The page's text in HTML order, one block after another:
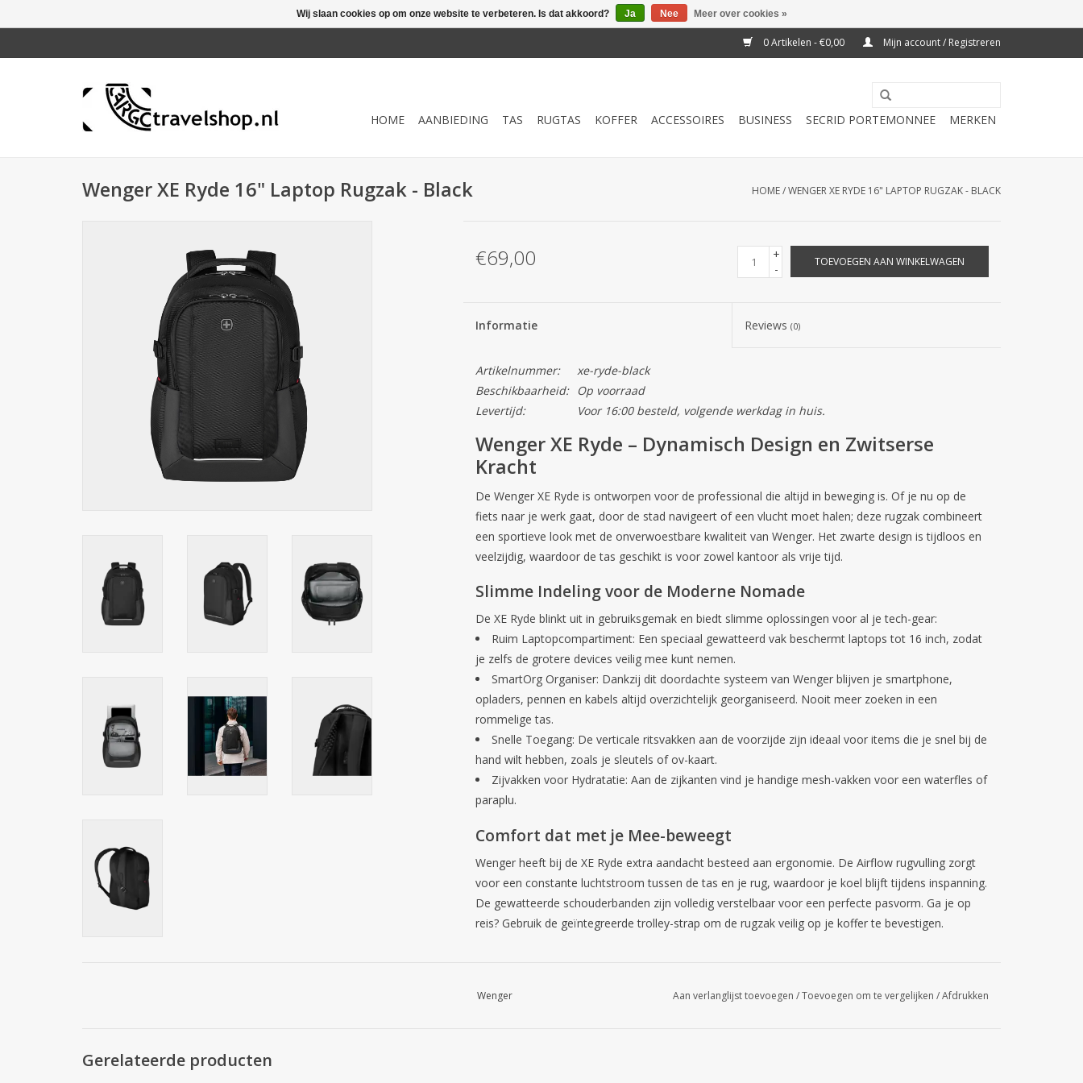
0 Artikelen - €0,00 Mijn account / Registreren
HOME AANBIEDING TAS RUGTAS KOFFER ACCESSOIRES BUSINESS SECRID PORTEMONNEE MERKEN
Wenger XE Ryde 16" Laptop Rugzak - Black HOME/WENGER XE RYDE 16" LAPTOP RUGZAK - BLACK
€69,00
+
-
TOEVOEGEN AAN WINKELWAGEN
Informatie Reviews(0)
Artikelnummer:
xe-ryde-black
Beschikbaarheid:
Op voorraad
Levertijd:
Voor 16:00 besteld, volgende werkdag in huis.
Wenger XE Ryde – Dynamisch Design en Zwitserse
Kracht
De Wenger XE Ryde is ontworpen voor de professional die altijd in beweging is. Of je nu op de
fiets naar je werk gaat, door de stad navigeert of een vlucht moet halen; deze rugzak combineert
een sportieve look met de onverwoestbare kwaliteit van Wenger. Het zwarte design is tijdloos en
veelzijdig, waardoor de tas geschikt is voor zowel kantoor als vrije tijd.
Slimme Indeling voor de Moderne Nomade
De XE Ryde blinkt uit in gebruiksgemak en biedt slimme oplossingen voor al je tech-gear:
Ruim Laptopcompartiment: Een speciaal gewatteerd vak beschermt laptops tot 16 inch, zodat
je zelfs de grotere devices veilig mee kunt nemen.
SmartOrg Organiser: Dankzij dit doordachte systeem van Wenger blijven je smartphone,
opladers, pennen en kabels altijd overzichtelijk georganiseerd. Nooit meer zoeken in een
rommelige tas.
Snelle Toegang: De verticale ritsvakken aan de voorzijde zijn ideaal voor items die je snel bij de
hand wilt hebben, zoals je sleutels of ov-kaart.
Zijvakken voor Hydratatie: Aan de zijkanten vind je handige mesh-vakken voor een waterfles of
paraplu.
Comfort dat met je Mee-beweegt
Wenger heeft bij de XE Ryde extra aandacht besteed aan ergonomie. De Airflow rugvullingzorgt
voor een constante luchtstroom tussen de tas en je rug, waardoor je koel blijft tijdens inspanning.
De gewatteerde schouderbanden zijn volledig verstelbaar voor een perfecte pasvorm. Ga je op
reis? Gebruik de geïntegreerde trolley-strap om de rugzak veilig op je koffer te bevestigen.
Merk:
Wenger Aan verlanglijst toevoegen /Toevoegen om te vergelijken /Afdrukken
Gerelateerde producten
Wij slaan cookies op om onze website te verbeteren. Is dat akkoord? Ja Nee Meer over cookies »